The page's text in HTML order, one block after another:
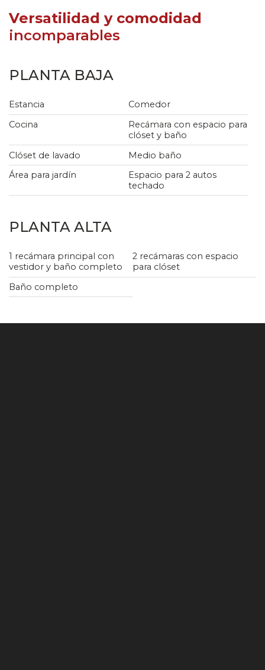
Versatilidad y comodidad
incomparables
PLANTA BAJA
Estancia
Comedor
Cocina
Recámara con espacio para
clóset y baño
Clóset de lavado
Medio baño
Área para jardín
Espacio para 2 autos
techado
PLANTA ALTA
1 recámara principal con
vestidor y baño completo
2 recámaras con espacio
para clóset
Baño completo